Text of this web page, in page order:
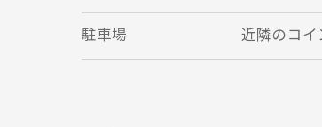
駐車場
近隣のコイ